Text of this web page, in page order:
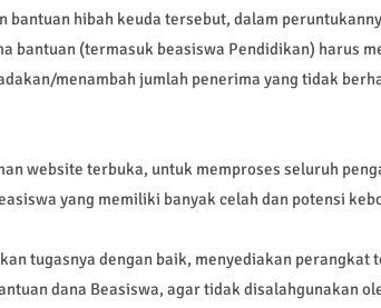
bantuan hibah keuda tersebut, dalam
bantuan (termasuk beasiswa Pendidikan) harus
menambah jumlah penerima yang tidak
website terbuka, untuk memproses seluruh
yang memiliki banyak celah dan potensi
tugasnya dengan baik, menyediakan perangkat
dana Beasiswa, agar tidak disalahgunakan